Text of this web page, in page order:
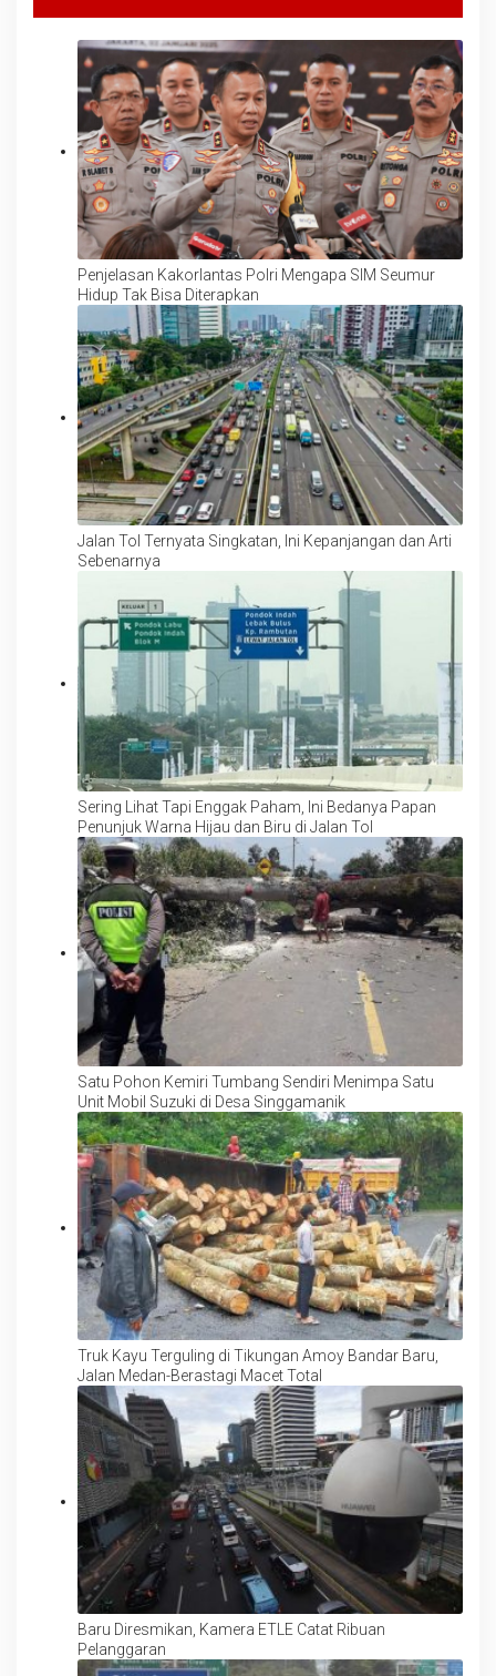
Penjelasan Kakorlantas Polri Mengapa SIM Seumur
Hidup Tak Bisa Diterapkan
Jalan Tol Ternyata Singkatan, Ini Kepanjangan dan Arti
Sebenarnya
Sering Lihat Tapi Enggak Paham, Ini Bedanya Papan
Penunjuk Warna Hijau dan Biru di Jalan Tol
Satu Pohon Kemiri Tumbang Sendiri Menimpa Satu
Unit Mobil Suzuki di Desa Singgamanik
Truk Kayu Terguling di Tikungan Amoy Bandar Baru,
Jalan Medan-Berastagi Macet Total
Baru Diresmikan, Kamera ETLE Catat Ribuan
Pelanggaran